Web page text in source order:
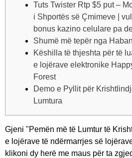
Tuts Twister Rtp $5 put –
i Shportës së Çmimeve |
bonus kazino celulare pa
Shumë më tepër nga
Këshilla të thjeshta për të
e lojërave elektronike
Forest
Demo e Pyllit për
Lumtura
Gjeni "Pemën më të Lumtur të
e lojërave të ndërmarrjes së
klikoni dy herë me maus për ta